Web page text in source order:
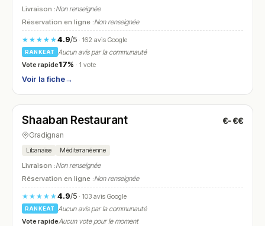
Livraison :Non renseignée
Réservation en ligne :Non renseignée
★★★★★4.9/5· 162 avis Google
RANKEAT
Aucun avis par la communauté
Vote rapide17% · 1 vote
Voir la fiche→
N° 5
Shaaban Restaurant €-€€
Gradignan
Libanaise Méditerranéenne
Livraison :Non renseignée
Réservation en ligne :Non renseignée
★★★★★4.9/5· 103 avis Google
RANKEAT
Aucun avis par la communauté
Vote rapideAucun vote pour le moment